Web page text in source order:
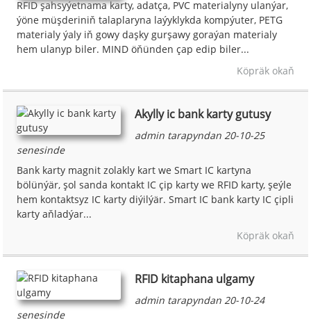
RFID şahsyýetnama karty, adatça, PVC materialyny ulanýar,
ýöne müşderiniň talaplaryna laýyklykda kompýuter, PETG
materialy ýaly iň gowy daşky gurşawy goraýan materialy
hem ulanyp biler. MIND öňünden çap edip biler...
Köpräk okaň
Akylly ic bank karty gutusy
admin tarapyndan 20-10-25
senesinde
Bank karty magnit zolakly kart we Smart IC kartyna
bölünýär, şol sanda kontakt IC çip karty we RFID karty, şeýle
hem kontaktsyz IC karty diýilýär. Smart IC bank karty IC çipli
karty aňladýar...
Köpräk okaň
RFID kitaphana ulgamy
admin tarapyndan 20-10-24
senesinde